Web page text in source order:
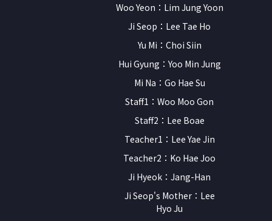
Woo Yeon：Lim Jung Yoon
Ji Seop：Lee Tae Ho
Yu Mi：Choi Siin
Hui Gyung：Yoo Min Jung
Mi Na：Go Hae Su
Staff1：Woo Moo Gon
Staff2：Lee Boae
Teacher1：Lee Yae Jin
Teacher2：Ko Hae Joo
Ji Hyeok：Jang-Han
Ji Seop's Mother：Lee
Hyo Ju